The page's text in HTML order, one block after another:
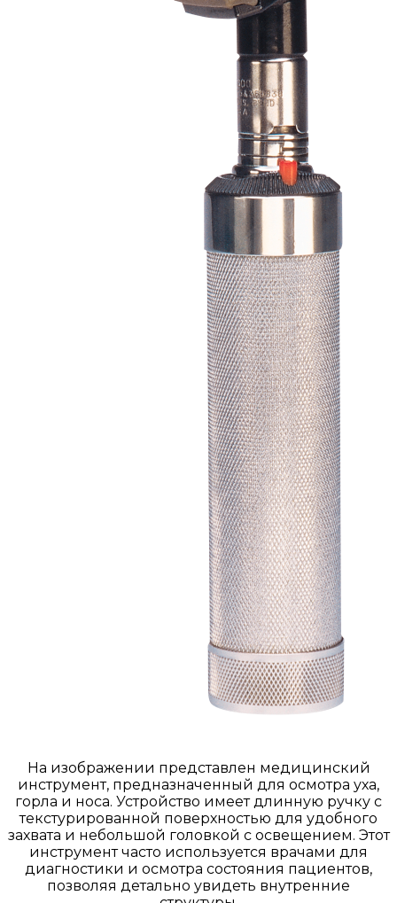
На изображении представлен медицинский
инструмент, предназначенный для осмотра уха,
горла и носа. Устройство имеет длинную ручку с
текстурированной поверхностью для удобного
захвата и небольшой головкой с освещением. Этот
инструмент часто используется врачами для
диагностики и осмотра состояния пациентов,
позволяя детально увидеть внутренние